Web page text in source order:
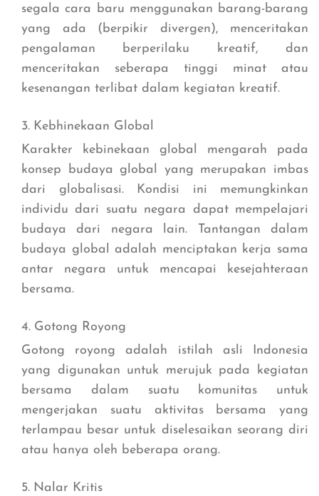
segala cara baru menggunakan barang-barang
yang ada (berpikir divergen), menceritakan
pengalaman berperilaku kreatif, dan
menceritakan seberapa tinggi minat atau
kesenangan terlibat dalam kegiatan kreatif.
Kebhinekaan Global
Karakter kebinekaan global mengarah pada
konsep budaya global yang merupakan imbas
dari globalisasi. Kondisi ini memungkinkan
individu dari suatu negara dapat mempelajari
budaya dari negara lain. Tantangan dalam
budaya global adalah menciptakan kerja sama
antar negara untuk mencapai kesejahteraan
bersama.
Gotong Royong
Gotong royong adalah istilah asli Indonesia
yang digunakan untuk merujuk pada kegiatan
bersama dalam suatu komunitas untuk
mengerjakan suatu aktivitas bersama yang
terlampau besar untuk diselesaikan seorang diri
atau hanya oleh beberapa orang.
Nalar Kritis